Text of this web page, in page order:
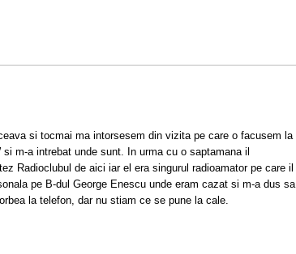
si tocmai ma intorsesem din vizita pe care o facusem la
m-a intrebat unde sunt. In urma cu o saptamana il
Radioclubul de aici iar el era singurul radioamator pe care il
pe B-dul George Enescu unde eram cazat si m-a dus sa
la telefon, dar nu stiam ce se pune la cale.